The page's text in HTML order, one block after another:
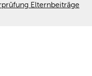
Elternbeiträge